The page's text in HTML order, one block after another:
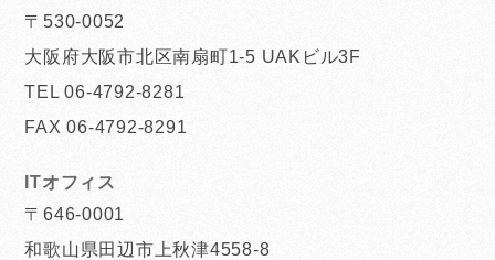
〒530-0052
大阪府大阪市北区南扇町1-5 UAKビル3F
TEL 06-4792-8281
FAX 06-4792-8291
ITオフィス
〒646-0001
和歌山県田辺市上秋津4558-8